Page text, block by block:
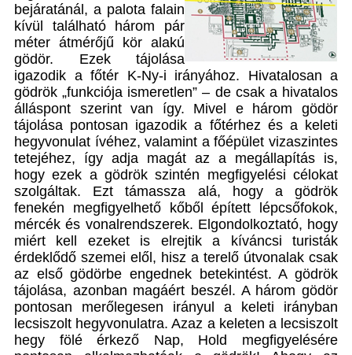
bejáratánál, a palota falain
kívül található három pár
méter átmérőjű kör alakú
gödör. Ezek tájolása
igazodik a főtér K-Ny-i irányához. Hivatalosan a
gödrök „funkciója ismeretlen” – de csak a hivatalos
álláspont szerint van így. Mivel e három gödör
tájolása pontosan igazodik a főtérhez és a keleti
hegyvonulat ívéhez, valamint a főépület vizaszintes
tetejéhez, így adja magát az a megállapítás is,
hogy ezek a gödrök szintén megfigyelési célokat
szolgáltak. Ezt támassza alá, hogy a gödrök
fenekén megfigyelhető kőből épített lépcsőfokok,
mércék és vonalrendszerek. Elgondolkoztató, hogy
miért kell ezeket is elrejtik a kíváncsi turisták
érdeklődő szemei elől, hisz a terelő útvonalak csak
az első gödörbe engednek betekintést. A gödrök
tájolása, azonban magáért beszél. A három gödör
pontosan merőlegesen irányul a keleti irányban
lecsiszolt hegyvonulatra. Azaz a keleten a lecsiszolt
hegy fölé érkező Nap, Hold megfigyelésére